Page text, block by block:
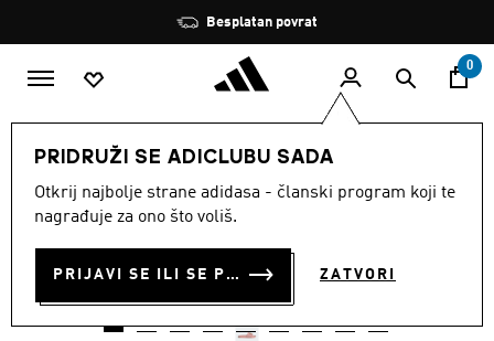
Zaustavi
rotaciju
Besplatan povrat
0
PRIDRUŽI SE ADICLUBU SADA
Otkrij najbolje strane adidasa - članski program koji te
nagrađuje za ono što voliš.
PRIJAVI SE ILI SE PRIDRUŽI SADA ZATVORI
Obuća
NATIKAČE ADILETTE LITE
€ 26.80
21.20 Posljednja najniža cijena
Originalna cijena
Cijena umanjena od
€ 40.00za